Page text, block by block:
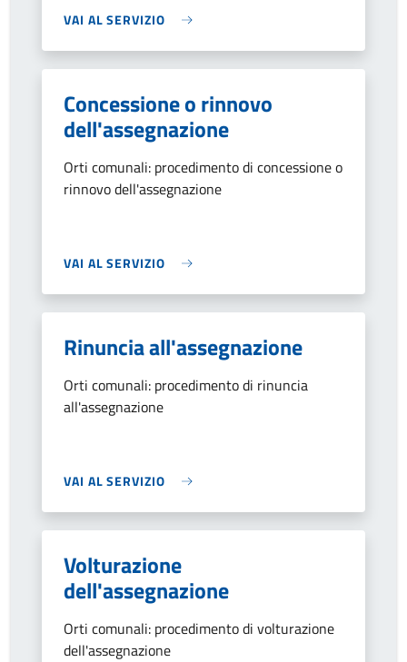
VAI AL SERVIZIO
Concessione o rinnovo
dell'assegnazione
Orti comunali: procedimento di concessione o
rinnovo dell'assegnazione
VAI AL SERVIZIO
Rinuncia all'assegnazione
Orti comunali: procedimento di rinuncia
all'assegnazione
VAI AL SERVIZIO
Volturazione
dell'assegnazione
Orti comunali: procedimento di volturazione
dell'assegnazione